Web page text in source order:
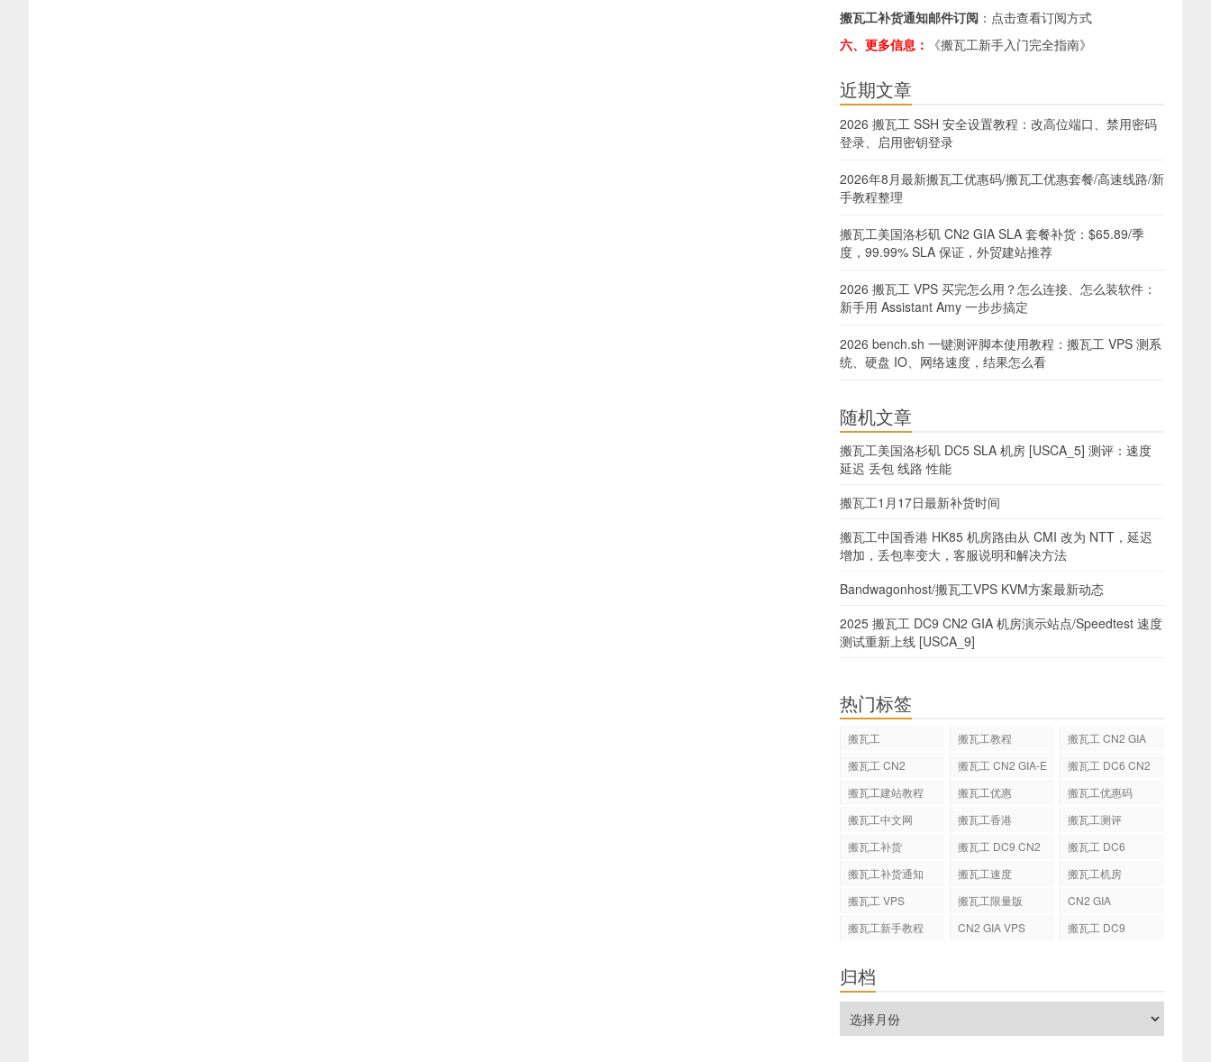
搬瓦工补货通知邮件订阅 ： 点击查看订阅方式
六、更多信息：
《搬瓦工新手入门完全指南》
近期文章
2026 搬瓦工 SSH 安全设置教程：改高位端口、禁用密码
登录、启用密钥登录
2026年8月最新搬瓦工优惠码/搬瓦工优惠套餐/高速线路/新
手教程整理
搬瓦工美国洛杉矶 CN2 GIA SLA 套餐补货：$65.89/季
度，99.99% SLA 保证，外贸建站推荐
2026 搬瓦工 VPS 买完怎么用？怎么连接、怎么装软件：
新手用 Assistant Amy 一步步搞定
2026 bench.sh 一键测评脚本使用教程：搬瓦工 VPS 测系
统、硬盘 IO、网络速度，结果怎么看
随机文章
搬瓦工美国洛杉矶 DC5 SLA 机房 [USCA_5] 测评：速度
延迟 丢包 线路 性能
搬瓦工1月17日最新补货时间
搬瓦工中国香港 HK85 机房路由从 CMI 改为 NTT，延迟
增加，丢包率变大，客服说明和解决方法
Bandwagonhost/搬瓦工VPS KVM方案最新动态
2025 搬瓦工 DC9 CN2 GIA 机房演示站点/Speedtest 速度
测试重新上线 [USCA_9]
热门标签
搬瓦工 搬瓦工教程
搬瓦工 CN2 GIA
搬瓦工 CN2
搬瓦工 CN2 GIA-E
搬瓦工 DC6 CN2
搬瓦工建站教程 搬瓦工优惠
搬瓦工优惠码
搬瓦工中文网
搬瓦工香港
搬瓦工测评
搬瓦工补货
搬瓦工 DC9 CN2
搬瓦工 DC6
搬瓦工补货通知
搬瓦工速度
搬瓦工机房
搬瓦工 VPS
搬瓦工限量版
CN2 GIA
搬瓦工新手教程
CN2 GIA VPS 搬瓦工 DC9
归档